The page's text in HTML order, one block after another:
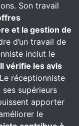
Son travail
et la gestion de
d’un travail de
inclut le
Il vérifie les avis
réceptionniste
supérieurs
apporter
le